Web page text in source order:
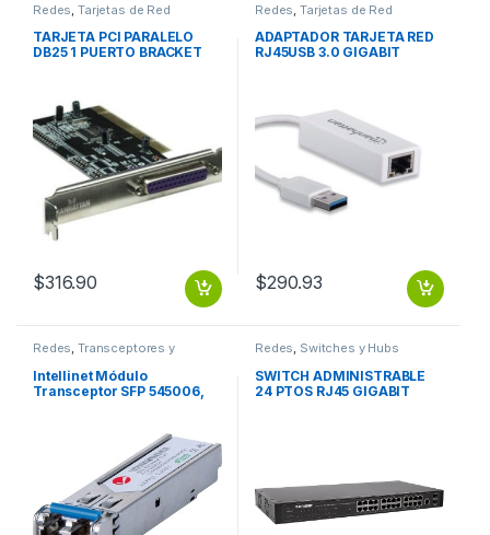
Redes ,Tarjetas de Red
TARJETA PCI PARALELO
DB25 1 PUERTO BRACKET
$316.90
Redes ,Tarjetas de Red
ADAPTADOR TARJETA RED
RJ45USB 3.0 GIGABIT
$290.93
Redes,Transceptores y
Intellinet Módulo
Transceptor SFP 545006,
OPTICA LC 1000BASE-SX
Redes, Switches y Hubs
SWITCH ADMINISTRABLE
24 PTOS RJ45 GIGABIT